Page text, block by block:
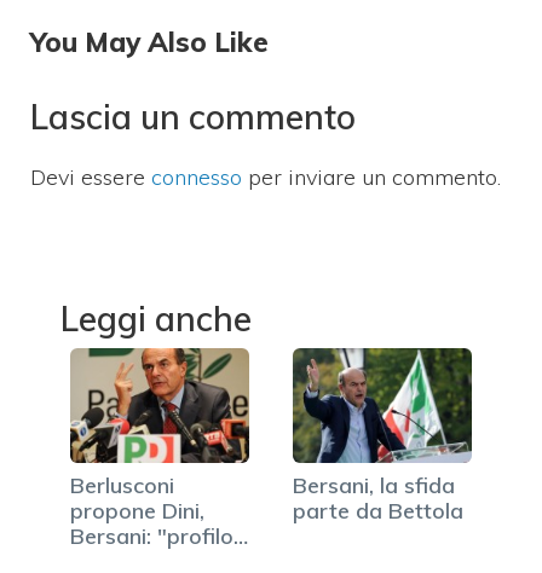
You May Also Like
Lascia un commento
Devi essere connesso per inviare un commento.
Leggi anche
Berlusconi
propone Dini,
Bersani: "profilo
Bersani, la sfida
parte da Bettola